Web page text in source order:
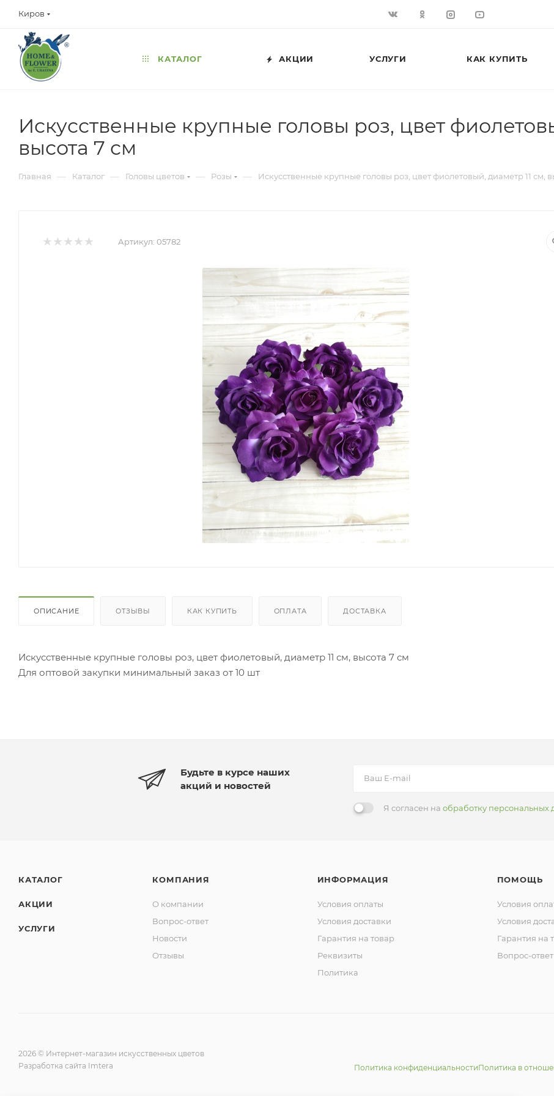
Киров
КАТАЛОГ АКЦИИ УСЛУГИ КАК КУПИТЬ
Искусственные крупные головы роз, цвет
высота 7 см
Главная — Каталог — Головы цветов — Розы — Искусственные крупные головы роз, цвет фиолетовый, диаметр 11 см,
Артикул: 05782
ОПИСАНИЕ ОТЗЫВЫ КАК КУПИТЬ ОПЛАТА ДОСТАВКА
Искусственные крупные головы роз, цвет фиолетовый, диаметр 11 см, высота 7 см
Для оптовой закупки минимальный заказ от 10 шт
Будьте в курсе наших
акций и новостей
Я согласен на обработку персональных
КАТАЛОГ
АКЦИИ
УСЛУГИ
КОМПАНИЯ
О компании
Вопрос-ответ
Новости
Отзывы
ИНФОРМАЦИЯ
Условия оплаты
Условия доставки
Гарантия на товар
Реквизиты
Политика
ПОМОЩЬ
Условия
Условия
Гарантия на
Вопрос-ответ
2026 © Интернет-магазин искусственных цветов
Разработка сайта Imtera
Политика конфиденциальностиПолитика в